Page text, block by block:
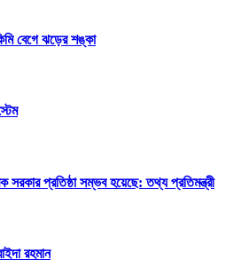
বেগে ঝড়ের শঙ্কা
সরকার প্রতিষ্ঠা সম্ভব হয়েছে: তথ্য প্রতিমন্ত্রী
রহমান